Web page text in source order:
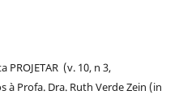
PROJETAR (v. 10, n 3,
Profa. Dra. Ruth Verde Zein (in